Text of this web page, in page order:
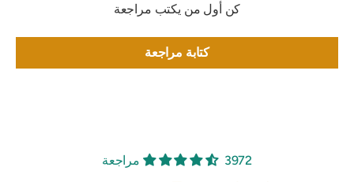
كن أول من يكتب مراجعة
كتابة مراجعة
3972 مراجعة